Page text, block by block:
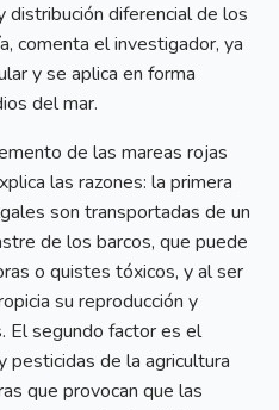
distribución diferencial de los
comenta el investigador, ya
y se aplica en forma
del mar.
de las mareas rojas
las razones: la primera
son transportadas de un
de los barcos, que puede
o quistes tóxicos, y al ser
su reproducción y
El segundo factor es el
de la agricultura
que provocan que las